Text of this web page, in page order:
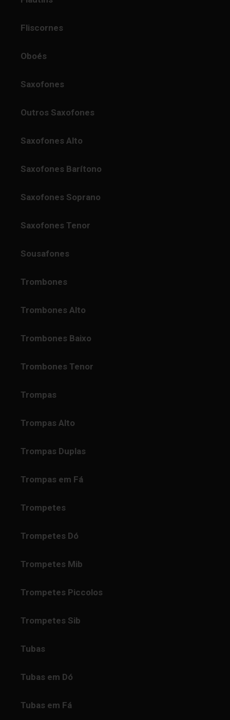
Fliscornes
Oboés
Saxofones
Outros Saxofones
Saxofones Alto
Saxofones Barítono
Saxofones Soprano
Saxofones Tenor
Sousafones
Trombones
Trombones Alto
Trombones Baixo
Trombones Tenor
Trompas
Trompas Alto
Trompas Duplas
Trompas em Fá
Trompetes
Trompetes Dó
Trompetes Mib
Trompetes Piccolos
Trompetes Sib
Tubas
Tubas em Dó
Tubas em Fá